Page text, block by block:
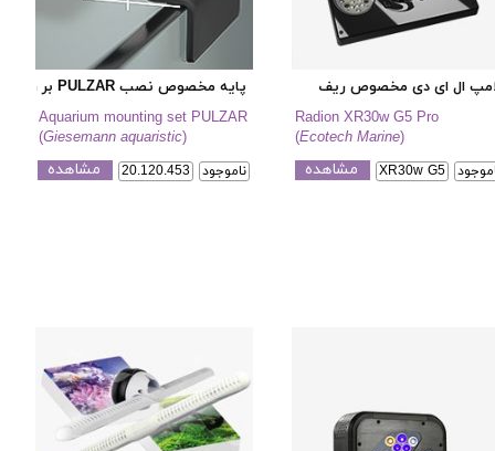
ال ای دی مخصوص ریف
Radion XR30w G5 Pro
(Ecotech Marine)
XR30w G5 مشاهده
پایه مخصوص نصب PULZAR بر روی آکواریوم
Aquarium mounting set PULZAR
(Giesemann aquaristic)
ناموجود 20.120.453 مشاهده